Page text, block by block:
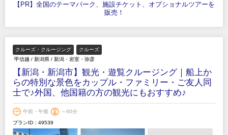
【PR】全国のテーマパーク、施設チケット、オプショナルツアーを
販売！
クルーズ・クルージング
クルーズ
甲信越 / 新潟県 / 新潟・岩室・弥彦
【新潟・新潟市】観光・遊覧クルージング｜船上か
らの特別な景色をカップル・ファミリー・ご友人同
士で♪外国、他国籍の方の観光にもおすすめ♪
午前・午後
～60分
プランID：49539